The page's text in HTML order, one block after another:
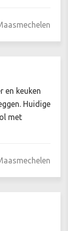
en keuken
Huidige
met